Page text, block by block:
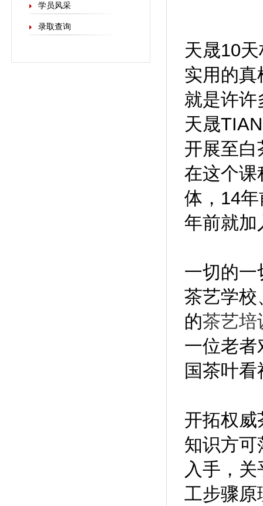
学员风采
录取查询
天晟10
实用的真
就是许许
天晟
开展至白
在这个课
体，14
年前就加
一切的一
茶艺学校
的茶艺培
一位老
国茶叶
开拓权威
知识方可
入手，
工步骤原